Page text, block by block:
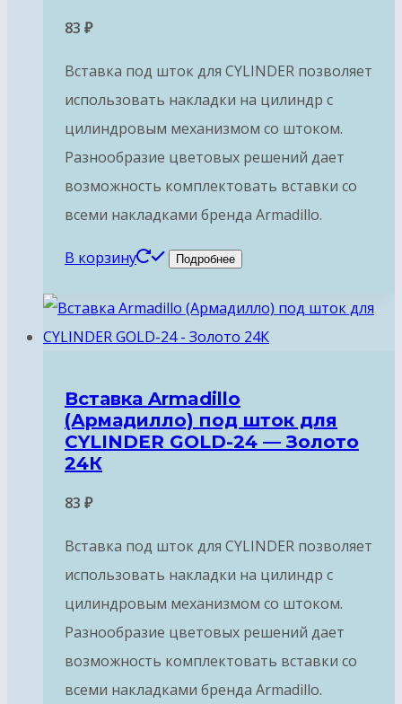
83 ₽
Вставка под шток для CYLINDER позволяет
использовать накладки на цилиндр с
цилиндровым механизмом со штоком.
Разнообразие цветовых решений дает
возможность комплектовать вставки со
всеми накладками бренда Armadillo.
В корзину Подробнее
Вставка Armadillo
(Армадилло) под шток для
CYLINDER GOLD-24 — Золото
24К
83 ₽
Вставка под шток для CYLINDER позволяет
использовать накладки на цилиндр с
цилиндровым механизмом со штоком.
Разнообразие цветовых решений дает
возможность комплектовать вставки со
всеми накладками бренда Armadillo.